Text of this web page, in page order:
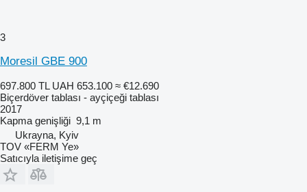
3
Moresil GBE 900
697.800 TL UAH 653.100 ≈ €12.690
Biçerdöver tablası - ayçiçeği tablası
2017
Kapma genişliği 9,1 m
Ukrayna, Kyiv
TOV «FERM Ye»
Satıcıyla iletişime geç